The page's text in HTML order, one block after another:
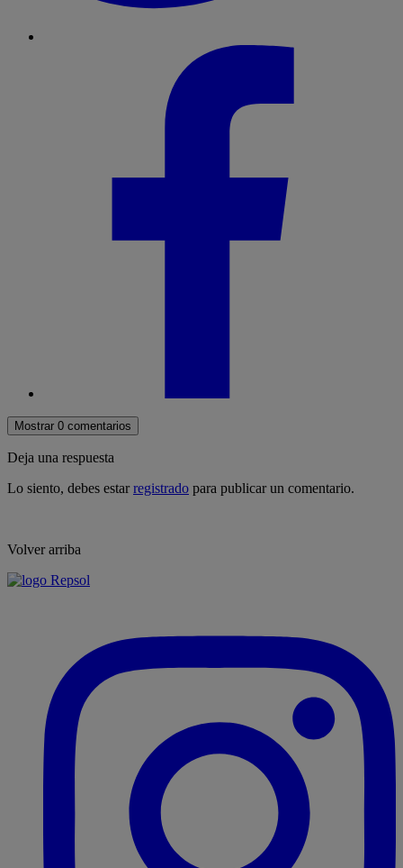
Mostrar 0 comentarios
Deja una respuesta
Lo siento, debes estarregistrado para publicar un comentario.
Volver arriba